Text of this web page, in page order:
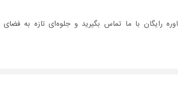
رایگان با ما تماس بگیرید و جلوه‌ای تازه به